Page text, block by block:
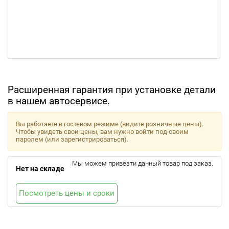
Расширенная гарантия при установке детали
в нашем автосервисе.
Вы работаете в гостевом режиме (видите розничные цены).
Чтобы увидеть свои цены, вам нужно войти под своим
паролем (или зарегистрироваться).
Нет на складе
Мы можем привезти данный товар под заказ.
Посмотреть цены и сроки